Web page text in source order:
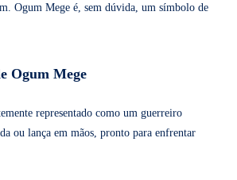
Ogum Mege é, sem dúvida, um símbolo de
Ogum Mege
representado como um guerreiro
ou lança em mãos, pronto para enfrentar